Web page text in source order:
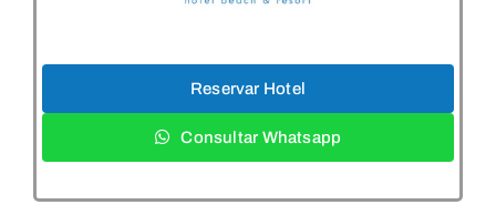
Reservar Hotel
Consultar Whatsapp